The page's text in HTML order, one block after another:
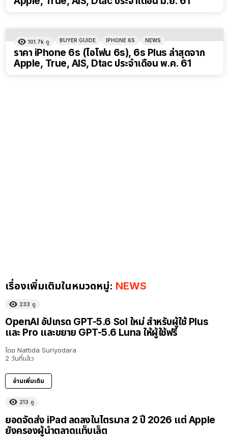
101.7k ดู BUYER GUIDE IPHONE 6S NEWS
ราคา iPhone 6s (ไอโฟน 6s), 6s Plus ล่าสุดจาก
Apple, True, AIS, Dtac ประจำเดือน พ.ค. 61
เรื่องเพิ่มเติมในหมวดหมู่: NEWS
233 ดู
OpenAI อัปเกรด GPT-5.6 Sol ใหม่ สำหรับผู้ใช้ Plus
และ Pro และขยาย GPT-5.6 Luna ให้ผู้ใช้ฟรี
โดย Nattida Suriyodara
2 วันที่แล้ว
อ่านเพิ่มเติม
213 ดู
ยอดจัดส่ง iPad ลดลงในไตรมาส 2 ปี 2026 แต่ Apple
ยังครองผู้นำตลาดแท็บเล็ต